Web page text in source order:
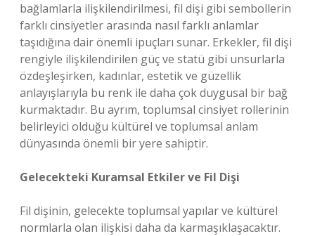
bağlamlarla ilişkilendirilmesi, fil dişi gibi sembollerin
farklı cinsiyetler arasında nasıl farklı anlamlar
taşıdığına dair önemli ipuçları sunar. Erkekler, fil dişi
rengiyle ilişkilendirilen güç ve statü gibi unsurlarla
özdeşleşirken, kadınlar, estetik ve güzellik
anlayışlarıyla bu renk ile daha çok duygusal bir bağ
kurmaktadır. Bu ayrım, toplumsal cinsiyet rollerinin
belirleyici olduğu kültürel ve toplumsal anlam
dünyasında önemli bir yere sahiptir.
Gelecekteki Kuramsal Etkiler ve Fil Dişi
Fil dişinin, gelecekte toplumsal yapılar ve kültürel
normlarla olan ilişkisi daha da karmaşıklaşacaktır.